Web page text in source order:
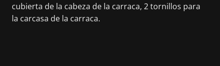
cubierta de la cabeza de la carraca, 2 tornillos para
la carcasa de la carraca.